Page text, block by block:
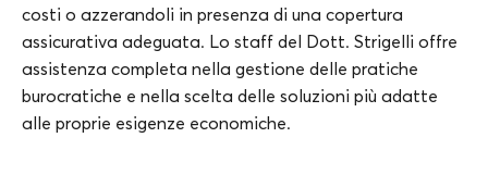
costi o azzerandoli in presenza di una copertura
assicurativa adeguata. Lo staff del Dott. Strigelli offre
assistenza completa nella gestione delle pratiche
burocratiche e nella scelta delle soluzioni più adatte
alle proprie esigenze economiche.